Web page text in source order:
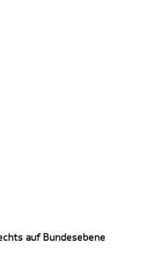
auf Bundesebene